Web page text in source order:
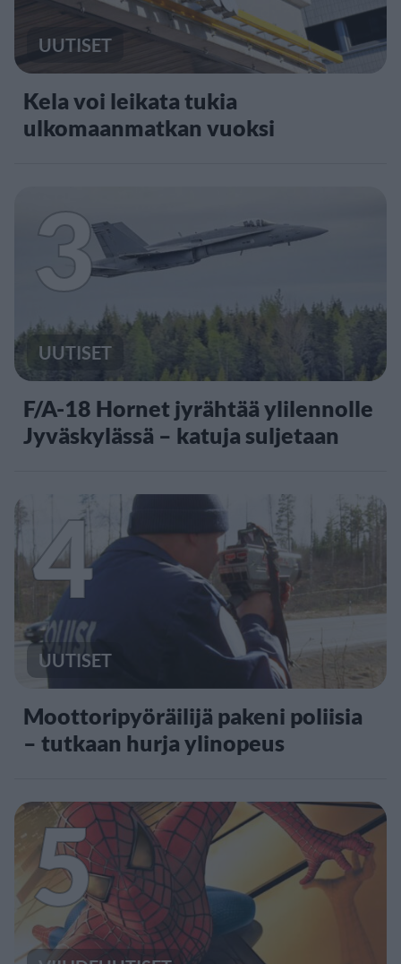
UUTISET
Kela voi leikata tukia
ulkomaanmatkan vuoksi
3
UUTISET
F/A-18 Hornet jyrähtää ylilennolle
Jyväskylässä – katuja suljetaan
4
UUTISET
Moottoripyöräilijä pakeni poliisia
– tutkaan hurja ylinopeus
5